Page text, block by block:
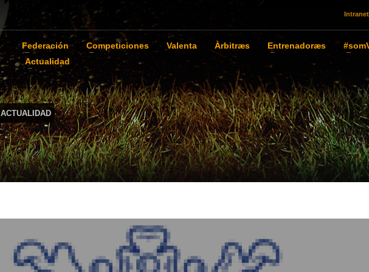
Intranet
Federación Competiciones Valenta Àrbitræs Entrenadoræs
Actualidad
ACTUALIDAD